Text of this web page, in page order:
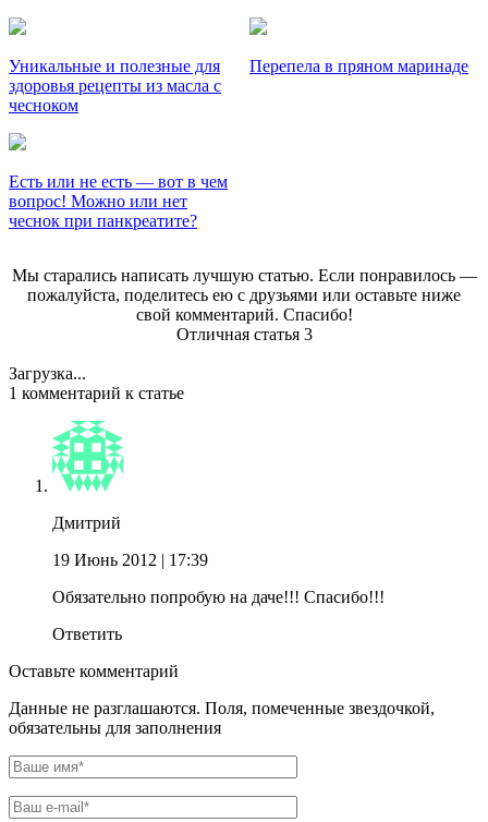
Уникальные и полезные для
здоровья рецепты из масла с
чесноком
Перепела в пряном маринаде
Есть или не есть — вот в чем
вопрос! Можно или нет
чеснок при панкреатите?
Мы старались написать лучшую статью. Если понравилось —
пожалуйста, поделитесь ею с друзьями или оставьте ниже
свой комментарий. Спасибо!
Отличная статья 3
Загрузка...
1 комментарий к статье
Дмитрий
19 Июнь 2012 | 17:39
Обязательно попробую на даче!!! Спасибо!!!
Ответить
Оставьте комментарий
Данные не разглашаются. Поля, помеченные звездочкой,
обязательны для заполнения